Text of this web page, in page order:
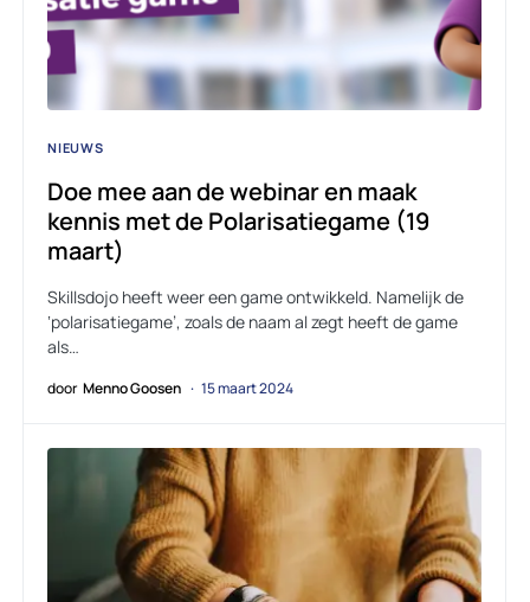
NIEUWS
Doe mee aan de webinar en maak
kennis met de Polarisatiegame (19
maart)
Skillsdojo heeft weer een game ontwikkeld. Namelijk de
‘polarisatiegame’, zoals de naam al zegt heeft de game
als…
door Menno Goosen 15 maart 2024